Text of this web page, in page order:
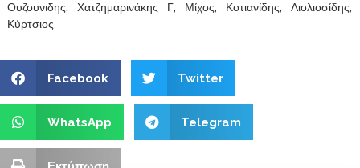
Ουζουνιδης, Χατζημαρινάκης Γ, Μίχος, Κοτιανίδης, Λιολιοσίδης,
Κύρτσιος
Facebook Twitter
WhatsApp Telegram